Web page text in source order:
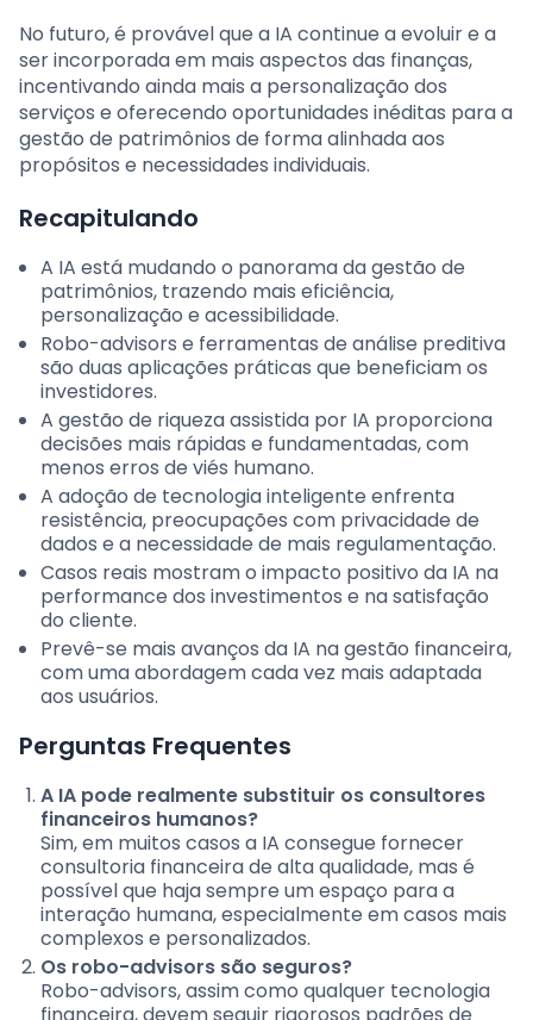
No futuro, é provável que a IA continue a evoluir e a
ser incorporada em mais aspectos das finanças,
incentivando ainda mais a personalização dos
serviços e oferecendo oportunidades inéditas para a
gestão de patrimônios de forma alinhada aos
propósitos e necessidades individuais.
Recapitulando
A IA está mudando o panorama da gestão de
patrimônios, trazendo mais eficiência,
personalização e acessibilidade.
Robo-advisors e ferramentas de análise preditiva
são duas aplicações práticas que beneficiam os
investidores.
A gestão de riqueza assistida por IA proporciona
decisões mais rápidas e fundamentadas, com
menos erros de viés humano.
A adoção de tecnologia inteligente enfrenta
resistência, preocupações com privacidade de
dados e a necessidade de mais regulamentação.
Casos reais mostram o impacto positivo da IA na
performance dos investimentos e na satisfação
do cliente.
Prevê-se mais avanços da IA na gestão financeira,
com uma abordagem cada vez mais adaptada
aos usuários.
Perguntas Frequentes
A IA pode realmente substituir os consultores
financeiros humanos?
Sim, em muitos casos a IA consegue fornecer
consultoria financeira de alta qualidade, mas é
possível que haja sempre um espaço para a
interação humana, especialmente em casos mais
complexos e personalizados.
Os robo-advisors são seguros?
Robo-advisors, assim como qualquer tecnologia